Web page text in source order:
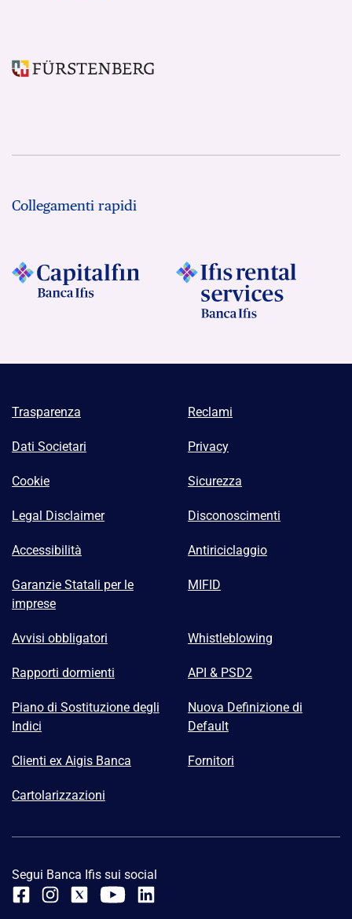
Collegamenti rapidi
Trasparenza Reclami
Dati Societari Privacy
Cookie Sicurezza
Legal Disclaimer Disconoscimenti
Accessibilità Antiriciclaggio
Garanzie Statali per le
imprese
MIFID
Avvisi obbligatori Whistleblowing
Rapporti dormienti API & PSD2
Piano di Sostituzione degli
Indici
Nuova Definizione di
Default
Clienti ex Aigis Banca Fornitori
Cartolarizzazioni
Segui Banca Ifis sui social